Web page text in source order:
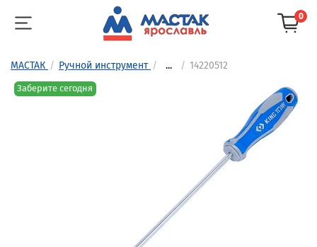
0
МАСТАК Ручной инструмент ... 14220512
Заберите сегодня